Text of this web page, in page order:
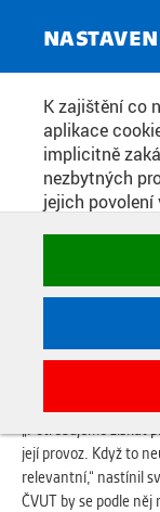
K zajištění co
aplikace
implicitně
nezbytných
jejich povolení
zakázat,
kategorie.
kdykoli změnit.
POTŘEBNÉ
Technické
ČVUT pro
vlastností a
nezbytné pro
vždy aktivní.
ONDŘEJ
ČVUT
AI bude na ČVUT
„Potřebujeme
vyšumíme a
AI bude na ČVUT
„Potřebujeme získat
její provoz. Když to
relevantní,“ nastínil
ČVUT by se podle